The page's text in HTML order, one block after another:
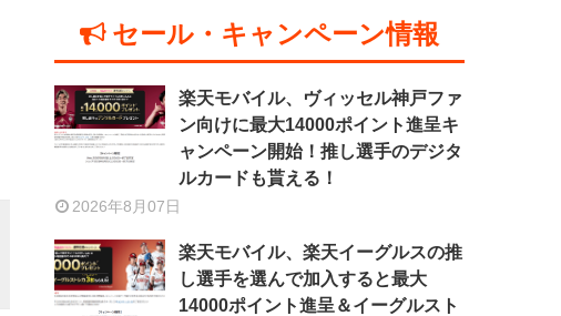
セール・キャンペーン情報
楽天モバイル、ヴィッセル神戸ファ
ン向けに最大14000ポイント進呈キ
ャンペーン開始！推し選手のデジタ
ルカードも貰える！
2026年8月07日
楽天モバイル、楽天イーグルスの推
し選手を選んで加入すると最大
14000ポイント進呈＆イーグルスト